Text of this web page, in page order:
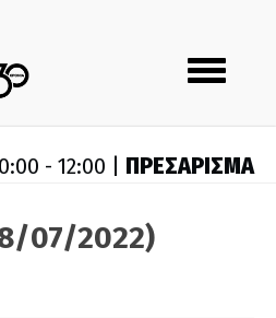
Toggle
navigation
- 12:00 | ΠΡΕΣΑΡΙΣΜΑ
07/2022)